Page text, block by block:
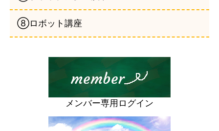
⑧ロボット講座
メンバー専用ログイン